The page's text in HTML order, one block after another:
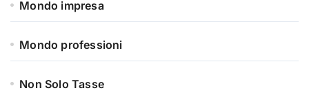
Mondo impresa
Mondo professioni
Non Solo Tasse